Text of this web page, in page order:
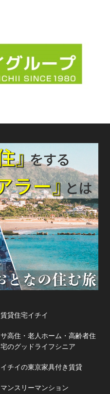
賃貸住宅イチイ
サ高住・老人ホーム・高齢者住
宅のグッドライフシニア
イチイの東京家具付き賃貸
マンスリーマンション